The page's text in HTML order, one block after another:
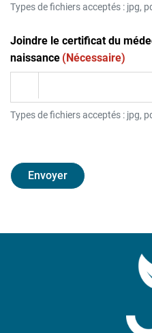
Types de fichiers acceptés : jpg,
Joindre le certificat du
naissance (Nécessaire)
Types de fichiers acceptés : jpg,